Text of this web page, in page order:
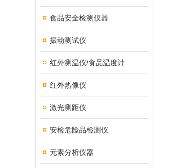
食品安全检测仪器
振动测试仪
红外测温仪/食品温度计
红外热像仪
激光测距仪
安检危险品检测仪
元素分析仪器